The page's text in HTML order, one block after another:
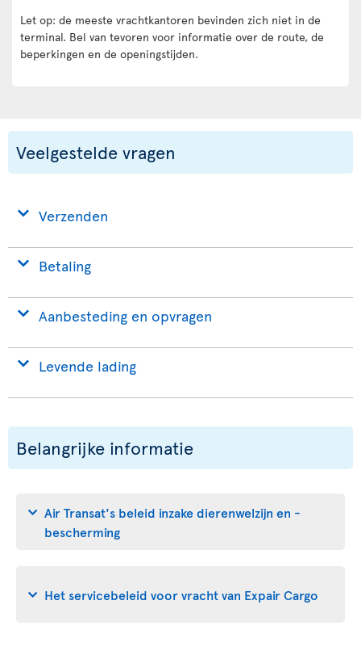
Let op: de meeste vrachtkantoren bevinden zich niet in de
terminal. Bel van tevoren voor informatie over de route, de
beperkingen en de openingstijden.
Veelgestelde vragen
Verzenden
Betaling
Aanbesteding en opvragen
Levende lading
Belangrijke informatie
Air Transat's beleid inzake dierenwelzijn en -
bescherming
Het servicebeleid voor vracht van Expair Cargo